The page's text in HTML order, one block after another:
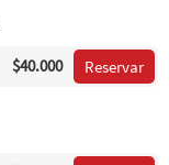
$40.000 Reservar